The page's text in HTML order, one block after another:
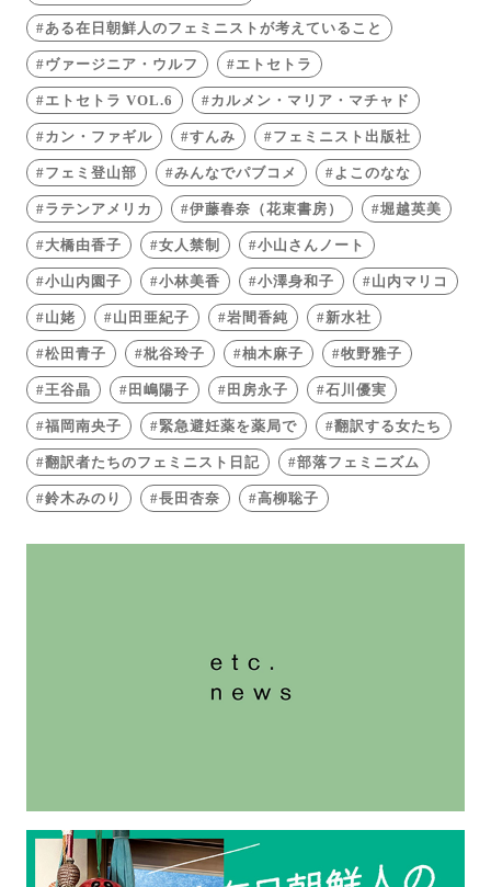
ある在日朝鮮人のフェミニストが考えていること
ヴァージニア・ウルフ エトセトラ
エトセトラ VOL.6 カルメン・マリア・マチャド
カン・ファギル すんみ フェミニスト出版社
フェミ登山部 みんなでパブコメ よこのなな
ラテンアメリカ 伊藤春奈（花束書房） 堀越英美
大橋由香子 女人禁制 小山さんノート
小山内園子 小林美香 小澤身和子 山内マリコ
山姥 山田亜紀子 岩間香純 新水社
松田青子 枇谷玲子 柚木麻子 牧野雅子
王谷晶 田嶋陽子 田房永子 石川優実
福岡南央子 緊急避妊薬を薬局で 翻訳する女たち
翻訳者たちのフェミニスト日記 部落フェミニズム
鈴木みのり 長田杏奈 高柳聡子